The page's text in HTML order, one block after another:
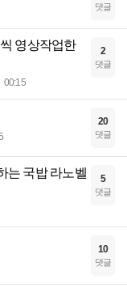
댓글
영상작업한
00:15
2
댓글
20
댓글
는 국밥 라노벨
5
댓글
10
댓글